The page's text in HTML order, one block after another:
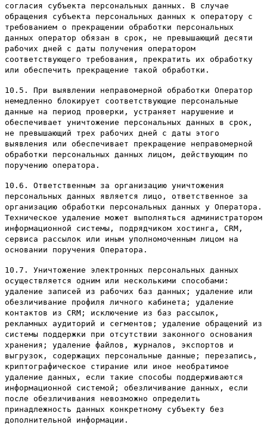
согласия субъекта персональных данных. В случае
обращения субъекта персональных данных к оператору с
требованием о прекращении обработки персональных
данных оператор обязан в срок, не превышающий десяти
рабочих дней с даты получения оператором
соответствующего требования, прекратить их обработку
или обеспечить прекращение такой обработки.
10.5. При выявлении неправомерной обработки Оператор
немедленно блокирует соответствующие персональные
данные на период проверки, устраняет нарушение и
обеспечивает уничтожение персональных данных в срок,
не превышающий трех рабочих дней с даты этого
выявления или обеспечивает прекращение неправомерной
обработки персональных данных лицом, действующим по
поручению оператора.
10.6. Ответственным за организацию уничтожения
персональных данных является лицо, ответственное за
организацию обработки персональных данных у Оператора.
Техническое удаление может выполняться администратором
информационной системы, подрядчиком хостинга, CRM,
сервиса рассылок или иным уполномоченным лицом на
основании поручения Оператора.
10.7. Уничтожение электронных персональных данных
осуществляется одним или несколькими способами:
удаление записей из рабочих баз данных; удаление или
обезличивание профиля личного кабинета; удаление
контактов из CRM; исключение из баз рассылок,
рекламных аудиторий и сегментов; удаление обращений из
системы поддержки при отсутствии законного основания
хранения; удаление файлов, журналов, экспортов и
выгрузок, содержащих персональные данные; перезапись,
криптографическое стирание или иное необратимое
удаление данных, если такие способы поддерживаются
информационной системой; обезличивание данных, если
после обезличивания невозможно определить
принадлежность данных конкретному субъекту без
дополнительной информации.